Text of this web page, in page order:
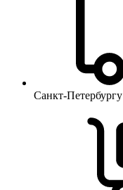
Санкт-Петербургу